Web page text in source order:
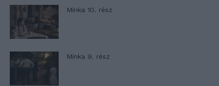
Minka 10. rész
Minka 9. rész